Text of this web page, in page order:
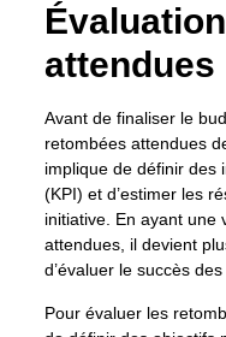
attendues
Avant de finaliser le
retombées attendues
implique de définir des
(KPI) et d’estimer les
initiative. En ayant une
attendues, il devient
d’évaluer le succès
Pour évaluer les